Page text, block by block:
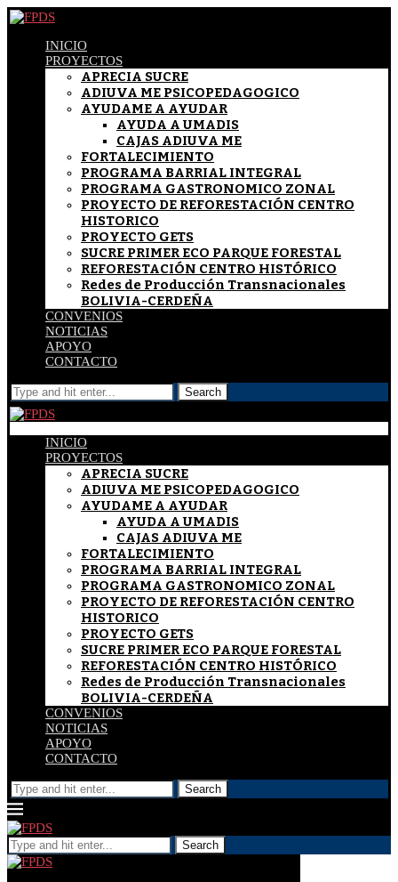
INICIO
PROYECTOS
APRECIA SUCRE
ADIUVA ME PSICOPEDAGOGICO
AYUDAME A AYUDAR
AYUDA A UMADIS
CAJAS ADIUVA ME
FORTALECIMIENTO
PROGRAMA BARRIAL INTEGRAL
PROGRAMA GASTRONOMICO ZONAL
PROYECTO DE REFORESTACIÓN CENTRO
HISTORICO
PROYECTO GETS
SUCRE PRIMER ECO PARQUE FORESTAL
REFORESTACIÓN CENTRO HISTÓRICO
Redes de Producción Transnacionales
BOLIVIA-CERDEÑA
CONVENIOS
NOTICIAS
APOYO
CONTACTO
Search
INICIO
PROYECTOS
APRECIA SUCRE
ADIUVA ME PSICOPEDAGOGICO
AYUDAME A AYUDAR
AYUDA A UMADIS
CAJAS ADIUVA ME
FORTALECIMIENTO
PROGRAMA BARRIAL INTEGRAL
PROGRAMA GASTRONOMICO ZONAL
PROYECTO DE REFORESTACIÓN CENTRO
HISTORICO
PROYECTO GETS
SUCRE PRIMER ECO PARQUE FORESTAL
REFORESTACIÓN CENTRO HISTÓRICO
Redes de Producción Transnacionales
BOLIVIA-CERDEÑA
CONVENIOS
NOTICIAS
APOYO
CONTACTO
Search
Search